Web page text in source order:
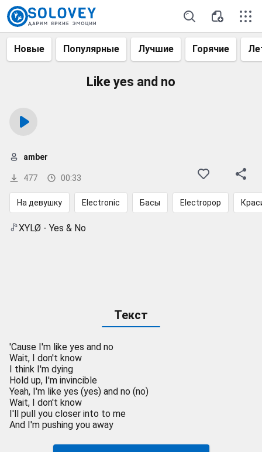
Новые Популярные Лучшие Горячие
Like yes and no
477 00:33
amber
На девушку Electronic Басы Electropop
XYLØ - Yes & No
Текст
'Cause I'm like yes and no
Wait, I don't know
I think I'm dying
Hold up, I'm invincible
Yeah, I'm like yes (yes) and no (no)
Wait, I don't know
I'll pull you closer into to me
And I'm pushing you away